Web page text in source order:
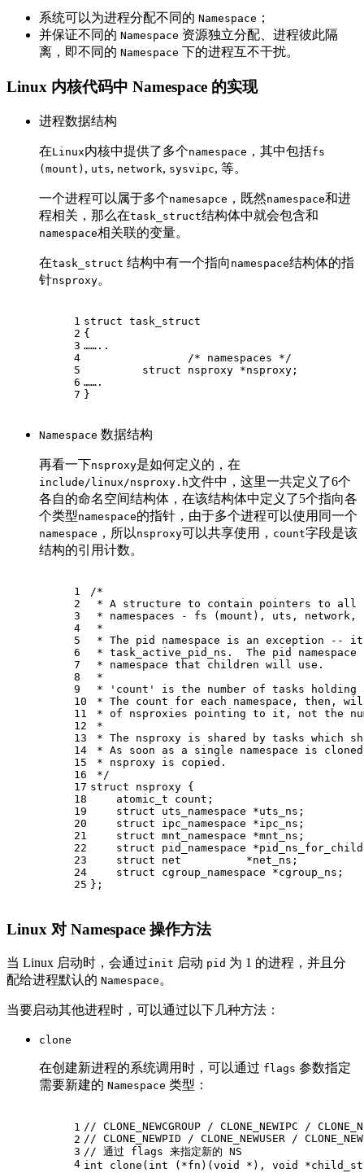
系统可以为进程分配不同的 Namespace ；
并保证不同的 Namespace 资源独立分配、进程彼此隔
离，即不同的 Namespace 下的进程互不干扰。
Linux 内核代码中 Namespace 的实现
进程数据结构
在Linux内核中提供了多个namespace ，其中包括fs
(mount) , uts, network, sysvipc, 等。
一个进程可以属于多个namesapce ，既然namespace和进
程相关，那么在task_struct结构体中就会包含和
namespace相关联的变量。
在task_struct 结构中有一个指向 namespace结构体的指
针nsproxy。
1
2
3
4
5
6
7
struct task_struct
{
……..
/* namespaces */
struct
nsproxy *nsproxy ;
…….
}
Namespace 数据结构
再看一下nsproxy是如何定义的，在
include/linux/nsproxy.h文件中，这里一共定义了6个
各自的命名空间结构体，在该结构体中定义了5个指向各
个类型namespace的指针，由于多个进程可以使用同一个
namespace ，所以 nsproxy可以共享使用， count字段是该
结构的引用计数。
1
2
3
4
5
6
7
8
9
10
11
12
13
14
15
16
17
18
19
20
21
22
23
24
25
/*
* A structure to contain pointers to all
* namespaces - fs (mount), uts,
*
* The pid namespace is an exception --
* task_active_pid_ns.  The pid
* namespace that children will use.
*
* 'count' is the number of tasks holding
* The count for each namespace, then,
* of nsproxies pointing to it, not the
*
* The nsproxy is shared by tasks which
* As soon as a single namespace is
* nsproxy is copied.
*/
struct
nsproxy {
atomic_t count;
struct
uts_namespace *uts_ns ;
struct
ipc_namespace *ipc_ns ;
struct mnt_namespace *mnt_ns ;
struct
pid_namespace *
struct
net
          *
net_ns ;
struct
cgroup_namespace *cgroup_ns ;
};
Linux 对 Namespace 操作方法
当 Linux 启动时，会通过init 启动 pid 为 1 的进程，并且分
配给进程默认的 Namespace 。
当要启动其他进程时，可以通过以下几种方法：
clone
在创建新进程的系统调用时，可以通过 flags 参数指定
需要新建的 Namespace 类型：
1
2
3
4
// CLONE_NEWCGROUP / CLONE_NEWIPC /
// CLONE_NEWPID / CLONE_NEWUSER /
// 通过 flags 来指定新的 NS
int
clone ( int (*fn)( void *), void